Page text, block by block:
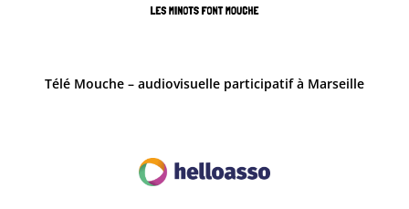
Télé Mouche – audiovisuelle participatif à Marseille